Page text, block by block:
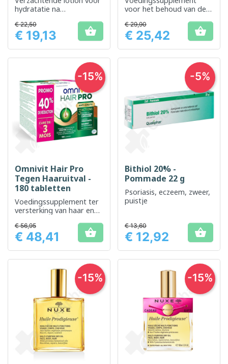
hydratatie na
Prijs
€ 22,50
€ 19,13 
voor het behoud van de
gezondheid van uw haar,
huid en nagels.
Prijs
€ 29,90
€ 25,42 
Omnivit Hair Pro
Tegen Haaruitval -
180 tabletten
Voedingssupplement ter
versterking van haar en
Prijs
€ 56,95
€ 48,41 
-15%
Bithiol 20% -
Pommade 22 g
Psoriasis, eczeem, zweer,
puistje
Prijs
€ 13,60
€ 12,92 
-5%
-15% -15%